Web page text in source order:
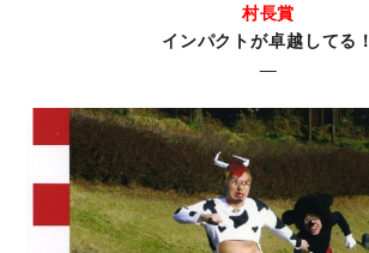
村長賞
インパクトが卓越してる！